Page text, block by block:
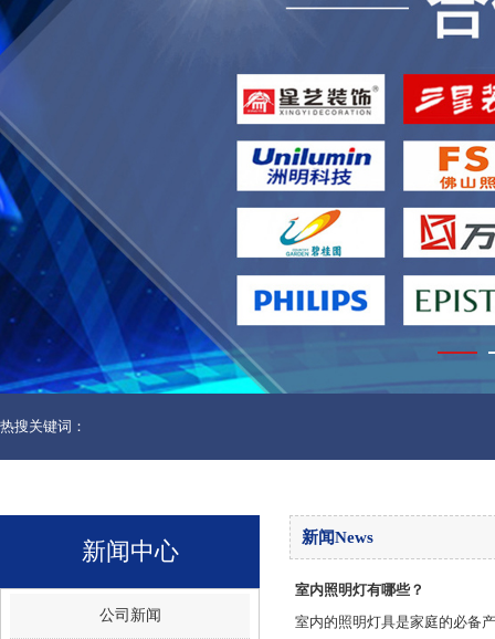
热搜关键词：
新闻中心
公司新闻
新闻News
室内照明灯有哪些？
室内的照明灯具是家庭的必备